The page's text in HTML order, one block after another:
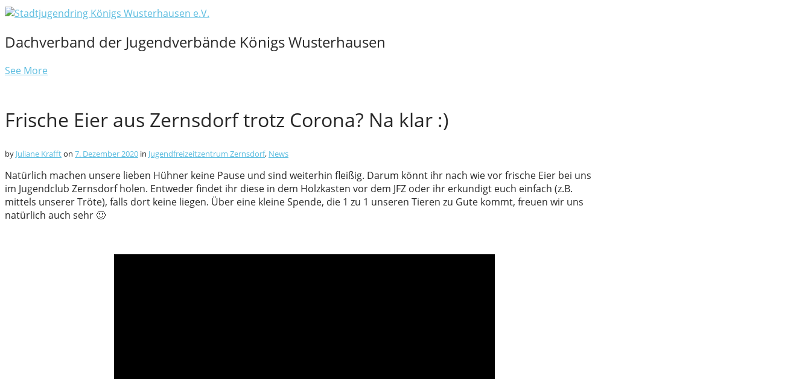
Dachverband der Jugendverbände Königs Wusterhausen
See More
Frische Eier aus Zernsdorf trotz Corona? Na klar :)
by Juliane Kraffton 7. Dezember 2020 in Jugendfreizeitzentrum Zernsdorf, News
Natürlich machen unsere lieben Hühner keine Pause und sind weiterhin fleißig. Darum könnt ihr nach wie vor frische Eier bei uns
im Jugendclub Zernsdorf holen. Entweder findet ihr diese in dem Holzkasten vor dem JFZ oder ihr erkundigt euch einfach (z.B.
mittels unserer Tröte), falls dort keine liegen. Über eine kleine Spende, die 1 zu 1 unseren Tieren zu Gute kommt, freuen wir uns
natürlich auch sehr 🙂